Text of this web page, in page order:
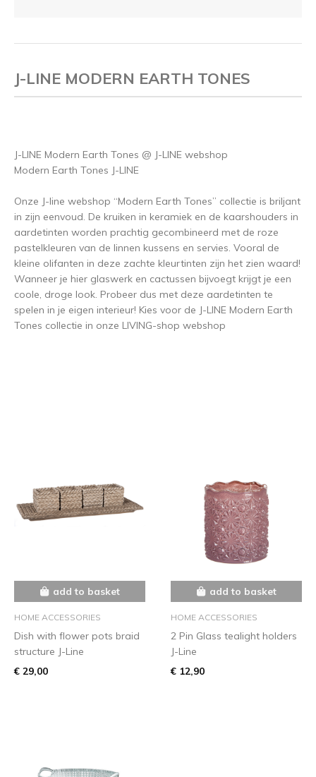
J-LINE MODERN EARTH TONES
J-LINE Modern Earth Tones @ J-LINE webshop
Modern Earth Tones J-LINE
Onze J-line webshop “Modern Earth Tones” collectie is briljant
in zijn eenvoud. De kruiken in keramiek en de kaarshouders in
aardetinten worden prachtig gecombineerd met de roze
pastelkleuren van de linnen kussens en servies. Vooral de
kleine olifanten in deze zachte kleurtinten zijn het zien waard!
Wanneer je hier glaswerk en cactussen bijvoegt krijgt je een
coole, droge look. Probeer dus met deze aardetinten te
spelen in je eigen interieur! Kies voor de J-LINE Modern Earth
Tones collectie in onze LIVING-shop webshop
add to basket
HOME ACCESSORIES
Dish with flower pots braid
structure J-Line
€ 29,00
add to basket
HOME ACCESSORIES
2 Pin Glass tealight holders
J-Line
€ 12,90